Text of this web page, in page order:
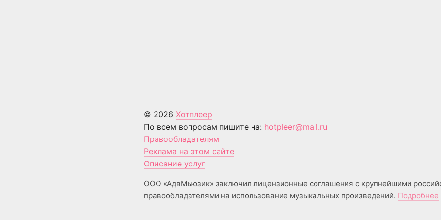
© 2026 Хотплеер
По всем вопросам пишите на: hotpleer@mail.ru
Правообладателям
Реклама на этом сайте
Описание услуг
ООО «АдвМьюзик» заключил лицензионные соглашения с крупнейшими
правообладателями на использование музыкальных произведений. Подробнее